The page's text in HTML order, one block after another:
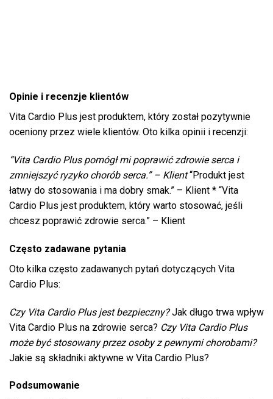
Opinie i recenzje klientów
Vita Cardio Plus jest produktem, który został pozytywnie
oceniony przez wiele klientów. Oto kilka opinii i recenzji:
“Vita Cardio Plus pomógł mi poprawić zdrowie serca i
zmniejszyć ryzyko chorób serca.” – Klient“Produkt jest
łatwy do stosowania i ma dobry smak.” – Klient * “Vita
Cardio Plus jest produktem, który warto stosować, jeśli
chcesz poprawić zdrowie serca.” – Klient
Często zadawane pytania
Oto kilka często zadawanych pytań dotyczących Vita
Cardio Plus:
Czy Vita Cardio Plus jest bezpieczny?Jak długo trwa wpływ
Vita Cardio Plus na zdrowie serca? Czy Vita Cardio Plus
może być stosowany przez osoby z pewnymi chorobami?
Jakie są składniki aktywne w Vita Cardio Plus?
Podsumowanie